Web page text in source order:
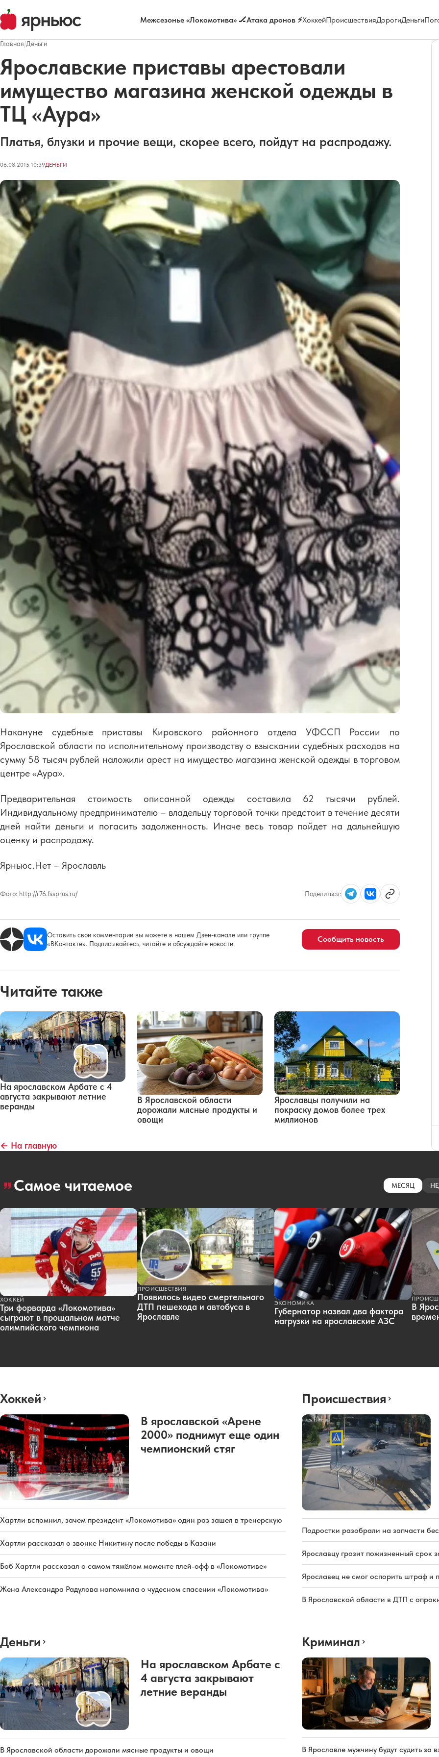
Межсезонье «Локомотива» 🏒Атака дронов ⚡ХоккейПроисшествияДорогиДеньги
Главная/Деньги
Ярославские приставы арестовали
имущество магазина женской одежды в
ТЦ «Аура»
Платья, блузки и прочие вещи, скорее всего, пойдут на распродажу.
06.08.2015 10:39ДЕНЬГИ
Накануне судебные приставы Кировского районного отдела УФССП России по
Ярославской области по исполнительному производству о взыскании судебных расходов на
сумму 58 тысяч рублей наложили арест на имущество магазина женской одежды в торговом
центре «Аура».
Предварительная стоимость описанной одежды составила 62 тысячи рублей.
Индивидуальному предпринимателю – владельцу торговой точки предстоит в течение десяти
дней найти деньги и погасить задолженность. Иначе весь товар пойдет на дальнейшую
оценку и распродажу.
Ярньюс.Нет – Ярославль
Фото: http://r76.fssprus.ru/ Поделиться:
Оставить свои комментарии вы можете в нашем Дзен-канале или группе
«ВКонтакте». Подписывайтесь, читайте и обсуждайте новости.
Сообщить новость
Читайте также
На ярославском Арбате с 4
августа закрывают летние
веранды
В Ярославской области
дорожали мясные продукты и
овощи
Ярославцы получили на
покраску домов более трех
миллионов
← На главную
Самое читаемое МЕСЯЦ
ХОККЕЙ
Три форварда «Локомотива»
сыграют в прощальном матче
олимпийского чемпиона
ПРОИСШЕСТВИЯ
Появилось видео смертельного
ДТП пешехода и автобуса в
Ярославле
ЭКОНОМИКА
Губернатор назвал два фактора
нагрузки на ярославские АЗС
В
Хоккей
В ярославской «Арене
2000» поднимут еще один
чемпионский стяг
Хартли вспомнил, зачем президент «Локомотива» один раз зашел в тренерскую
Хартли рассказал о звонке Никитину после победы в Казани
Боб Хартли рассказал о самом тяжёлом моменте плей-офф в «Локомотиве»
Жена Александра Радулова напомнила о чудесном спасении «Локомотива»
Происшествия
Подростки разобрали на запчасти
Ярославцу грозит пожизненный срок
Ярославец не смог оспорить штраф и
В Ярославской области в ДТП с
Деньги
На ярославском Арбате с
4 августа закрывают
летние веранды
В Ярославской области дорожали мясные продукты и овощи
Криминал
В Ярославле мужчину будут судить за